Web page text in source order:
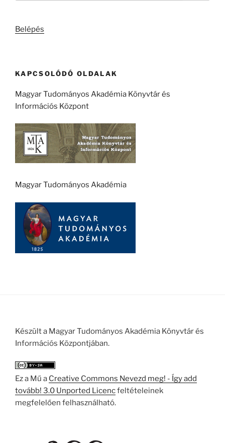
Belépés
KAPCSOLÓDÓ OLDALAK
Magyar Tudományos Akadémia Könyvtár és
Információs Központ
Magyar Tudományos Akadémia
Készült a Magyar Tudományos Akadémia Könyvtár és
Információs Központjában.
Ez a Mű a Creative Commons Nevezd meg! - Így add
tovább! 3.0 Unported Licencfeltételeinek
megfelelően felhasználható.